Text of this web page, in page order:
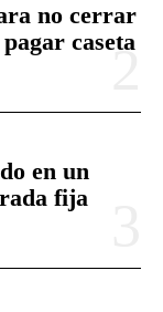
no cerrar
caseta
en un
fija